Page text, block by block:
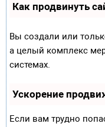
Как продвинуть
Вы создали или
а целый комплекс
системах.
Ускорение
Если вам трудно